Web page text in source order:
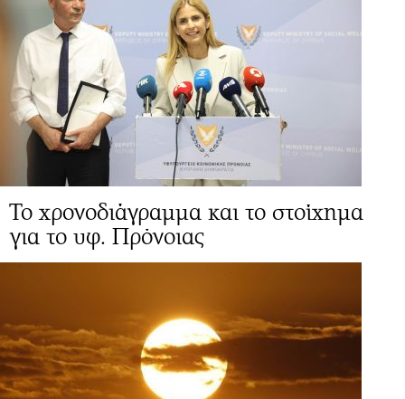
Το χρονοδιάγραμμα και το στοίχημα
για το υφ. Πρόνοιας